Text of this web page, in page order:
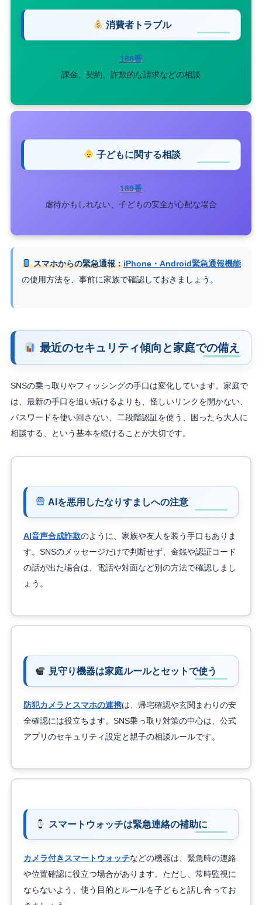
消費者トラブル
188番
課金、契約、詐欺的な請求などの相談
子どもに関する相談
189番
虐待かもしれない、子どもの安全が心配な場合
スマホからの緊急通報：iPhone・Android緊急通報機能
の使用方法を、事前に家族で確認しておきましょう。
最近のセキュリティ傾向と家庭での備え
SNSの乗っ取りやフィッシングの手口は変化しています。家庭で
は、最新の手口を追い続けるよりも、怪しいリンクを開かない、
パスワードを使い回さない、二段階認証を使う、困ったら大人に
相談する、という基本を続けることが大切です。
AIを悪用したなりすましへの注意
AI音声合成詐欺のように、家族や友人を装う手口もありま
す。SNSのメッセージだけで判断せず、金銭や認証コード
の話が出た場合は、電話や対面など別の方法で確認しまし
ょう。
見守り機器は家庭ルールとセットで使う
防犯カメラとスマホの連携は、帰宅確認や玄関まわりの安
全確認には役立ちます。SNS乗っ取り対策の中心は、公式
アプリのセキュリティ設定と親子の相談ルールです。
スマートウォッチは緊急連絡の補助に
カメラ付きスマートウォッチなどの機器は、緊急時の連絡
や位置確認に役立つ場合があります。ただし、常時監視に
ならないよう、使う目的とルールを子どもと話し合ってお